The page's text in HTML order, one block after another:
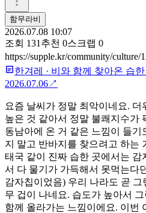
함무라비
2026.07.08 10:07
조회 131 추천 0스크랩 0
https://supple.kr/community/culture/
한겨레 · 비와 함께 찾아온 습
2026.07.06↗
요즘 날씨가 정말 최악이네요.
높은 것 같아서 정말 불쾌지수가
동남아에 온 거 같은 느낌이 들
지 말고 반바지를 찾으려고 하는
태국 같이 진짜 습한 곳에서는 감
서 다 물기가 가득해서 못먹는다
감자칩이었음) 우리 나라도 곧
무 겁이 나네요. 습도가 높아서
함께 올라가는 느낌이에요. 이번